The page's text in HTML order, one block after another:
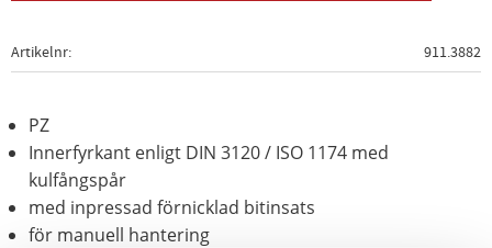
Artikelnr 911.3882
PZ
Innerfyrkant enligt DIN 3120 / ISO 1174 med
kulfångspår
med inpressad förnicklad bitinsats
för manuell hantering